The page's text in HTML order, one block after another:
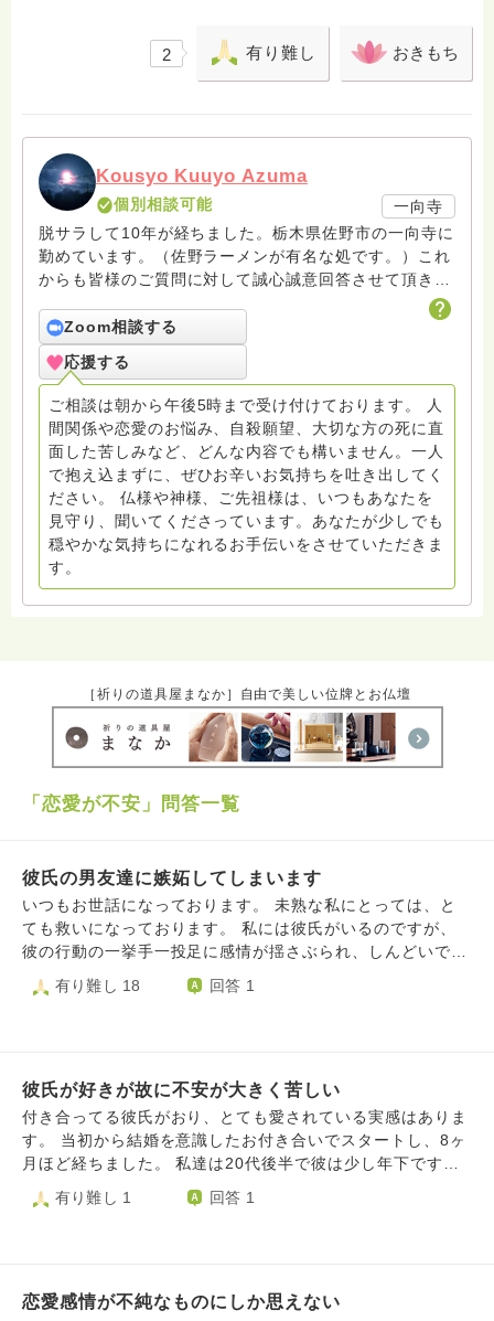
2 有り難し おきもち
Kousyo Kuuyo Azuma
個別相談可能
一向寺
脱サラして10年が経ちました。栃木県佐野市の一向寺に
勤めています。（佐野ラーメンが有名な処です。）これ
からも皆様のご質問に対して誠心誠意回答させて頂きた
いと存じます。まだまだ修行中の身ですので至らぬ点あ
ろうかとは存じますが共に精進して参りましょうね。お
寺にもお気軽に遊びに来てください。
Zoom相談する
応援する
ご相談は朝から午後5時まで受け付けております。 人
間関係や恋愛のお悩み、自殺願望、大切な方の死に直
面した苦しみなど、どんな内容でも構いません。一人
で抱え込まずに、ぜひお辛いお気持ちを吐き出してく
ださい。 仏様や神様、ご先祖様は、いつもあなたを
見守り、聞いてくださっています。あなたが少しでも
穏やかな気持ちになれるお手伝いをさせていただきま
す。
［祈りの道具屋まなか］自由で美しい位牌とお仏壇
「恋愛が不安」問答一覧
彼氏の男友達に嫉妬してしまいます
いつもお世話になっております。 未熟な私にとっては、と
ても救いになっております。 私には彼氏がいるのですが、
彼の行動の一挙手一投足に感情が揺さぶられ、しんどいで
彼とその友達は、1つの志を持って取り組んでいることがあ
束を守らなかったり、傷つけることをしてきます。(本人も
私よりこっちの方が大事だからといい、合理化しているよう
でした。) いつもは彼と仲良いのですが、喧嘩する原因には
その友達が絡むことが多く、 そういったこともあり、友達
ができなくなってしまいました。 嫉妬するのは良くないと
くれないしあげてもくれない。 (以前は撮ってくれて投稿し
有り難し 18 回答 1
彼氏が好きが故に不安が大きく苦しい
付き合ってる彼氏がおり、とても愛されている実感はありま
す。 当初から結婚を意識したお付き合いでスタートし、8ヶ
月ほど経ちました。 私達は20代後半で彼は少し年下です
が、出会った時から大きな不満もなく、 過去に少し不満が
あった時には「このままだと付き合い続けられなくなるか
上手くいっている方だし、給料も良い方だし、 運動や勉強
有り難し 1 回答 1
恋愛感情が不純なものにしか思えない